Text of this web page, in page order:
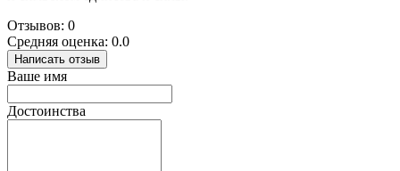
Отзывов: 0
Средняя оценка: 0.0
Написать отзыв
Ваше имя
Достоинства